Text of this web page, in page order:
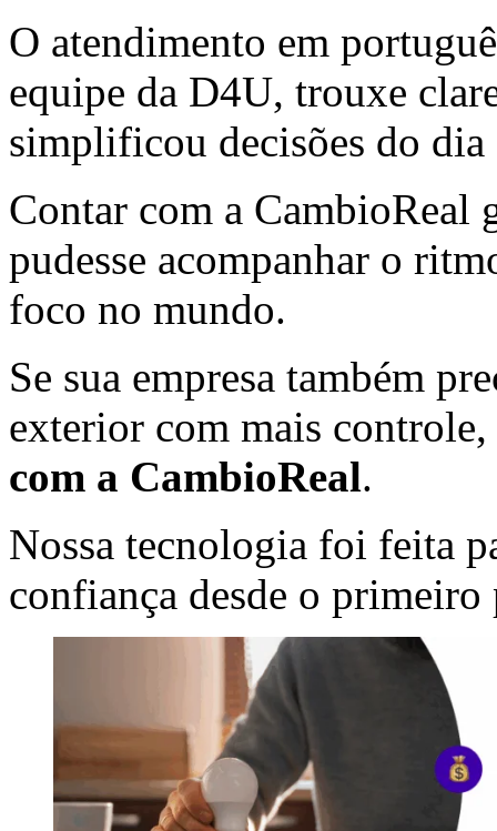
O atendimento em
equipe da D4U, trouxe
simplificou decisões do dia
Contar com a CambioReal
pudesse acompanhar o
foco no mundo.
Se sua empresa também
exterior com mais
com a CambioReal.
Nossa tecnologia foi feita
confiança desde o primeiro